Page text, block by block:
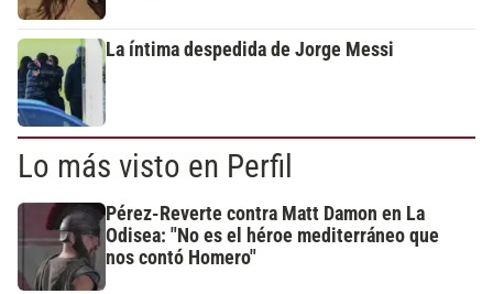
La íntima despedida de Jorge Messi
Lo más visto en Perfil
Pérez-Reverte contra Matt Damon en La
Odisea: "No es el héroe mediterráneo que
nos contó Homero"